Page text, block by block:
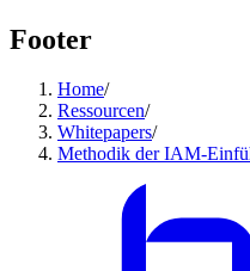
Footer
Home/
Ressourcen/
Whitepapers/
Methodik der IAM-